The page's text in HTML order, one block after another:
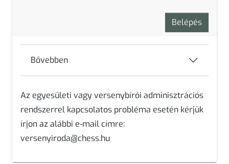
Belépés
Bővebben
Az egyesületi vagyversenybírói adminisztrációs
rendszerrel kapcsolatos probléma esetén kérjük
írjon az alábbi e-mail címre:
versenyiroda@chess.hu